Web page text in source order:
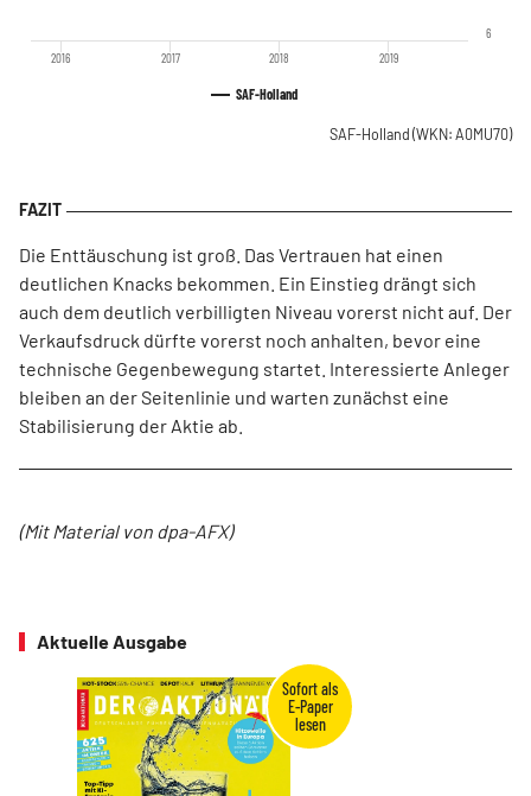
SAF-Holland
2016 2017 2018 2019
6
SAF-Holland (WKN: A0MU70)
Die Enttäuschung ist groß. Das Vertrauen hat einen
deutlichen Knacks bekommen. Ein Einstieg drängt sich
auch dem deutlich verbilligten Niveau vorerst nicht auf. Der
Verkaufsdruck dürfte vorerst noch anhalten, bevor eine
technische Gegenbewegung startet. Interessierte Anleger
bleiben an der Seitenlinie und warten zunächst eine
Stabilisierung der Aktie ab.
(Mit Material von dpa-AFX)
Aktuelle Ausgabe